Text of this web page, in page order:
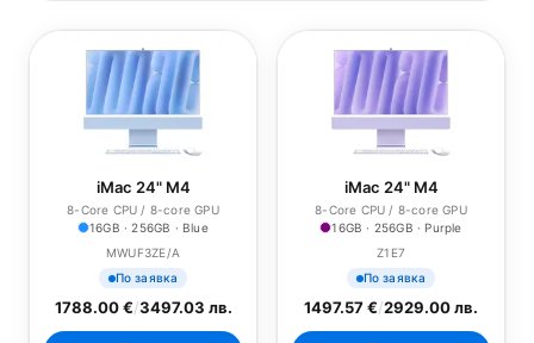
iMac 24" M4
8-Core CPU / 8-core GPU
16GB · 256GB · Blue
MWUF3ZE/A
По заявка
1788.00 €/3497.03 лв.
iMac 24" M4
8-Core CPU / 8-core GPU
16GB · 256GB · Purple
Z1E7
По заявка
1497.57 €/2929.00 лв.